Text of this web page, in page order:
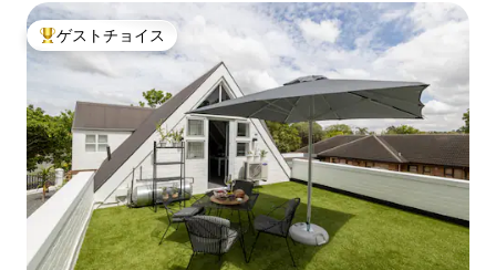
大好評のゲストチョイスです。
ゲストチョイス